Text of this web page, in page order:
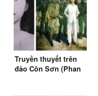
Truyền thuyết trên
đảo Côn Sơn (Phan